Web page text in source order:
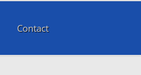
Contact